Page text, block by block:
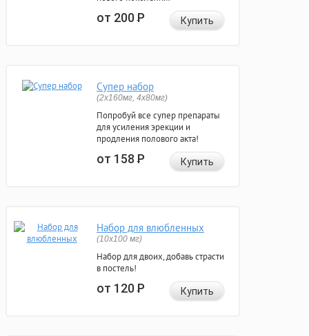
от 200Р Купить
Супер набор
(2х160мг, 4х80мг)
Попробуй все супер препараты
для усиления эрекции и
продления полового акта!
от 158Р Купить
Набор для влюбленных
(10х100 мг)
Набор для двоих, добавь страсти
в постель!
от 120Р Купить